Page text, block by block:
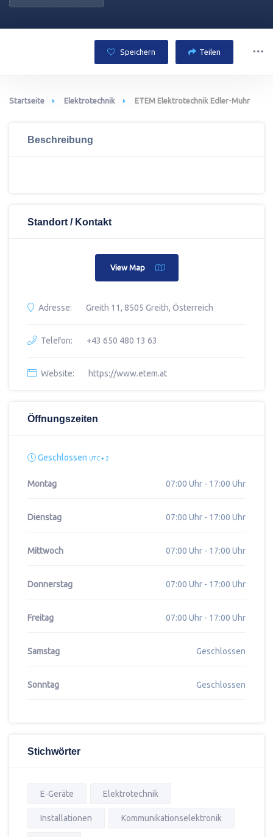
Speichern Teilen
Startseite Elektrotechnik ETEM Elektrotechnik Edler-Muhr
Beschreibung
Standort / Kontakt
View Map
Adresse: Greith 11, 8505 Greith, Österreich
Telefon: +43 650 480 13 63
Website: https://www.etem.at
Öffnungszeiten
Geschlossen UTC + 2
Montag 07:00 Uhr - 17:00 Uhr
Dienstag 07:00 Uhr - 17:00 Uhr
Mittwoch 07:00 Uhr - 17:00 Uhr
Donnerstag 07:00 Uhr - 17:00 Uhr
Freitag 07:00 Uhr - 17:00 Uhr
Samstag Geschlossen
Sonntag Geschlossen
Stichwörter
E-Geräte Elektrotechnik
Installationen Kommunikationselektronik